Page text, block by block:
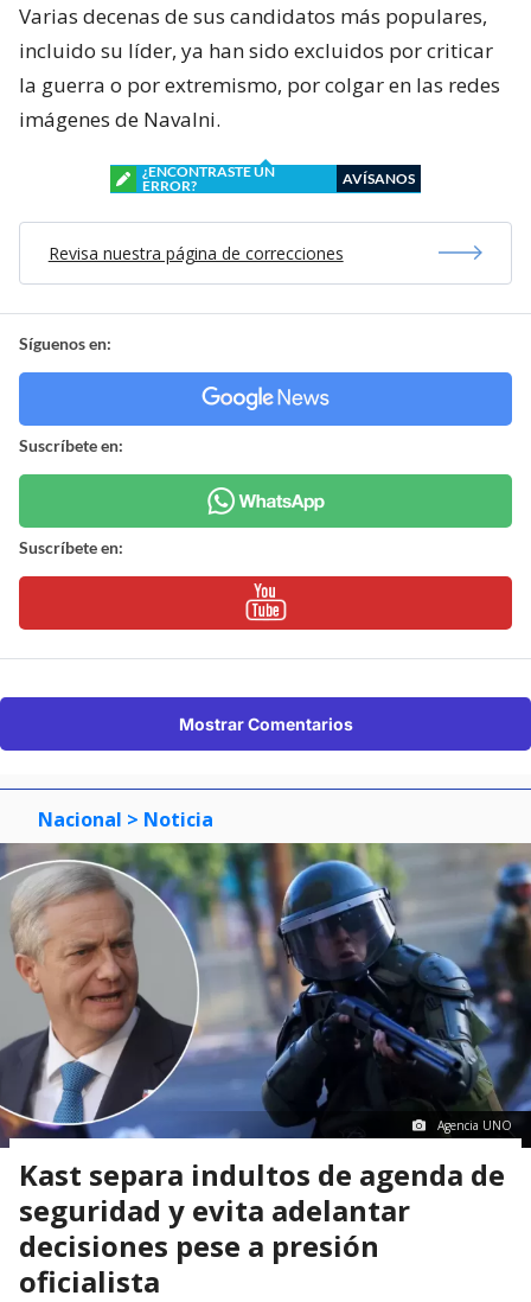
Varias decenas de sus candidatos más populares,
incluido su líder, ya han sido excluidos por criticar
la guerra o por extremismo, por colgar en las redes
imágenes de Navalni.
¿ENCONTRASTE UN
ERROR?
AVÍSANOS
Revisa nuestra página de correcciones
Síguenos en:
Suscríbete en:
Suscríbete en:
Mostrar Comentarios
Nacional > Noticia
Agencia UNO
Kast separa indultos de agenda de
seguridad y evita adelantar
decisiones pese a presión
oficialista